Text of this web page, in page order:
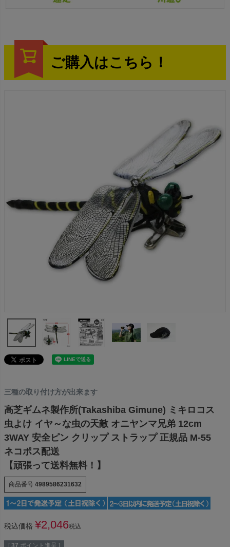
ご購入はこちら！
三種の取り付け方が出来ます
高芝ギムネ製作所(Takashiba Gimune) ミキロコス
虫よけ イヤ～な虫の天敵 オニヤンマ兄弟 12cm
3WAY 安全ピン クリップ ストラップ 正規品 M-55
ネコポス配送
【頑張って送料無料！】
商品番号 4989586231632
税込価格 ¥2,046税込
[ 37 ポイント進呈 ]